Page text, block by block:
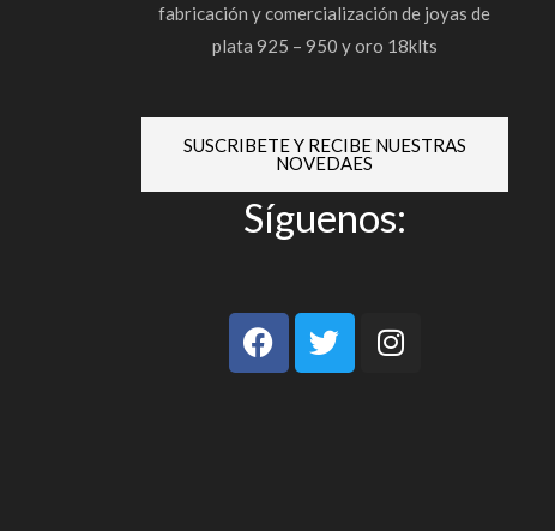
fabricación y comercialización de joyas de
plata 925 – 950 y oro 18klts
SUSCRIBETE Y RECIBE NUESTRAS
NOVEDAES
Síguenos:
F
a
T
w
I
n